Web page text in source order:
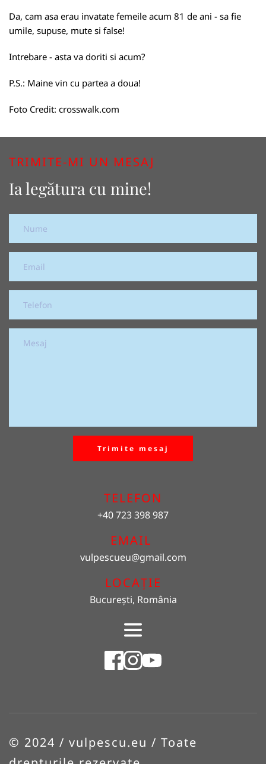
Da, cam asa erau invatate femeile acum 81 de ani - sa fie
umile, supuse, mute si false!
Intrebare - asta va doriti si acum?
P.S.: Maine vin cu partea a doua!
Foto Credit: crosswalk.com
TRIMITE-MI UN MESAJ
Ia legătura cu mine!
Trimite mesaj
TELEFON
+40 723 398 987
EMAIL
vulpescueu@gmail.com
LOCAȚIE
București, România
© 2024 / vulpescu.eu / Toate